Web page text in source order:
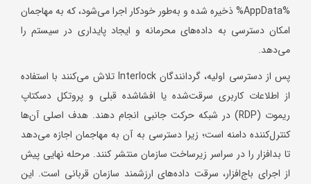
%AppData% ذخیره شده و به‌طور خودکار اجرا می‌شود، که به مهاجمان
امکان دسترسی به داده‌های محرمانه و ایجاد پایداری در سیستم را
می‌دهد.
پس از دسترسی اولیه، گردانندگان Interlock تلاش می‌کنند با استفاده
از اطلاعات کاربری سرقت‌شده یا افشاشده قبلی و پروتکل دسکتاپ
ریموت (RDP) در شبکه حرکت جانبی انجام دهند. هدف اصلی آن‌ها
کنترل‌کننده دامنه است؛ زیرا دسترسی به آن به مهاجمان اجازه می‌دهد
تا بدافزار را در سراسر زیرساخت سازمان منتشر کنند. مرحله نهایی پیش
از اجرای باج‌افزار، سرقت داده‌های ارزشمند سازمان قربانی است. این